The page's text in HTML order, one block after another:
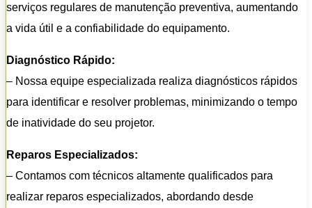
serviços regulares de manutenção preventiva, aumentando
a vida útil e a confiabilidade do equipamento.
Diagnóstico Rápido:
– Nossa equipe especializada realiza diagnósticos rápidos
para identificar e resolver problemas, minimizando o tempo
de inatividade do seu projetor.
Reparos Especializados:
– Contamos com técnicos altamente qualificados para
realizar reparos especializados, abordando desde